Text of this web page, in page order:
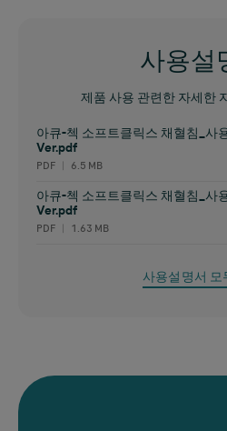
사용설
제품 사용 관련한 자세한
아큐-첵 소프트클릭스 채혈침_사
Ver.pdf
PDF ︱ 6.5 MB
아큐-첵 소프트클릭스 채혈침_사
Ver.pdf
PDF ︱ 1.63 MB
사용설명서 모